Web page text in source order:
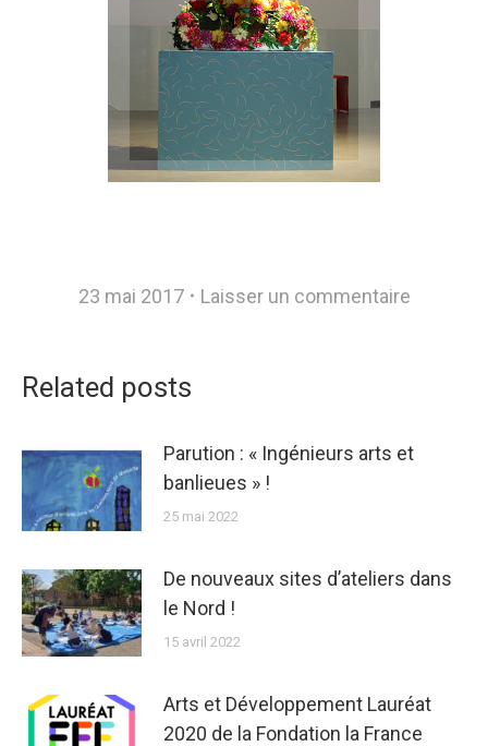
23 mai 2017 Laisser un commentaire
Related posts
Parution : « Ingénieurs arts et
banlieues » !
25 mai 2022
De nouveaux sites d’ateliers dans
le Nord !
15 avril 2022
Arts et Développement Lauréat
2020 de la Fondation la France